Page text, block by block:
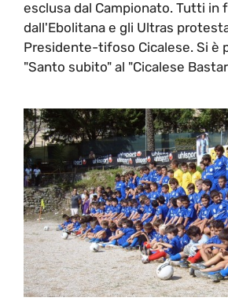
esclusa dal Campionato. Tutti in
dall'Ebolitana e gli Ultras
Presidente-tifoso Cicalese. Si è
"Santo subito" al "Cicalese